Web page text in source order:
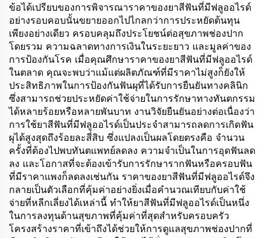
ข้อได้เปรียบของการพิจารณาราคาของยาสีฟันที่มีฟลูออไรด์
อย่างรอบคอบนั้นขยายออกไปไกลกว่าการประหยัดต้นทุน
เพียงอย่างเดียว ครอบคลุมถึงประโยชน์ต่อสุขภาพช่องปาก
โดยรวม ความฉลาดทางการเงินในระยะยาว และมูลค่าของ
การป้องกันโรค เมื่อคุณศึกษาราคาของยาสีฟันที่มีฟลูออไรด์
ในตลาด คุณจะพบว่าแม้แต่ผลิตภัณฑ์ที่มีราคาไม่สูงก็ยังให้
ประสิทธิภาพในการป้องกันฟันผุที่ได้รับการยืนยันทางคลินิก
ซึ่งสามารถช่วยประหยัดค่าใช้จ่ายในการรักษาทางทันตกรรม
ได้หลายร้อยหรือหลายพันบาท งานวิจัยยืนยันอย่างต่อเนื่องว่า
การใช้ยาสีฟันที่มีฟลูออไรด์เป็นประจำสามารถลดการเกิดฟัน
ผุได้สูงสุดถึงร้อยละสี่สิบ ซึ่งแปลงเป็นผลโดยตรงคือ จำนวน
ครั้งที่ต้องไปพบทันตแพทย์ลดลง ความจำเป็นในการอุดฟันลด
ลง และโอกาสที่จะต้องเข้ารับการรักษารากฟันหรือครอบฟัน
ที่มีราคาแพงก็ลดลงเช่นกัน ราคาของยาสีฟันที่มีฟลูออไรด์จึง
กลายเป็นตัวเลือกที่คุ้มค่าอย่างยิ่งเมื่อคำนวณเทียบกับค่าใช้
จ่ายที่หลีกเลี่ยงได้เหล่านี้ ทำให้ยาสีฟันที่มีฟลูออไรด์เป็นหนึ่ง
ในการลงทุนด้านสุขภาพที่คุ้มค่าที่สุดสำหรับครอบครัว
โครงสร้างราคาที่เข้าถึงได้ช่วยให้การดูแลสุขภาพช่องปากที่